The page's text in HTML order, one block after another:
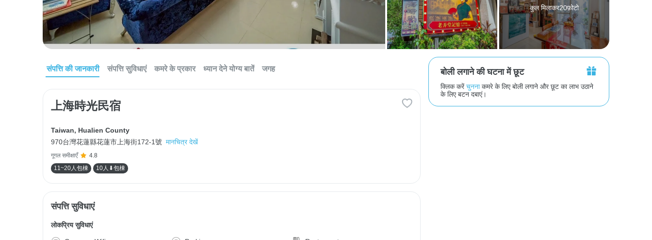
कुल मिलाकर20फ़ोटो
संपत्ति की जानकारी संपत्ति सुविधाएं कमरे के प्रकार ध्यान देने योग्य बातें जगह
上海時光民宿
Taiwan, Hualien County
970台灣花蓮縣花蓮市上海街172-1號 मानचित्र देखें
गूगल समीक्षाएँ
4.8
11~20人包棟
10人⬇包棟
संपत्ति सुविधाएं
लोकप्रिय सुविधाएं
बोली लगाने की घटना में छूट
क्लिक करेंचुननाकमरे के लिए बोली लगाने और छूट का लाभ उठाने
के लिए बटन दबाएं।